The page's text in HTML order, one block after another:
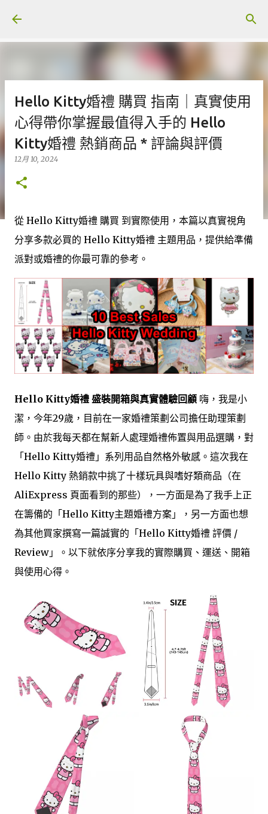
Hello Kitty婚禮 購買 指南｜真實使用
心得帶你掌握最值得入手的 Hello
Kitty婚禮 熱銷商品 * 評論與評價
12月 10, 2024
從 Hello Kitty婚禮 購買 到實際使用，本篇以真實視角
分享多款必買的 Hello Kitty婚禮 主題用品，提供給準備
派對或婚禮的你最可靠的參考。
Hello Kitty婚禮 盛裝開箱與真實體驗回顧 嗨，我是小
潔，今年29歲，目前在一家婚禮策劃公司擔任助理策劃
師。由於我每天都在幫新人處理婚禮佈置與用品選購，對
「Hello Kitty婚禮」系列用品自然格外敏感。這次我在
Hello Kitty 熱銷款中挑了十樣玩具與嗜好類商品（在
AliExpress 頁面看到的那些），一方面是為了我手上正
在籌備的「Hello Kitty主題婚禮方案」，另一方面也想
為其他買家撰寫一篇誠實的「Hello Kitty婚禮 評價 /
Review」。以下就依序分享我的實際購買、運送、開箱
與使用心得。